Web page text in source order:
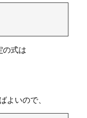
の式は
よいので、